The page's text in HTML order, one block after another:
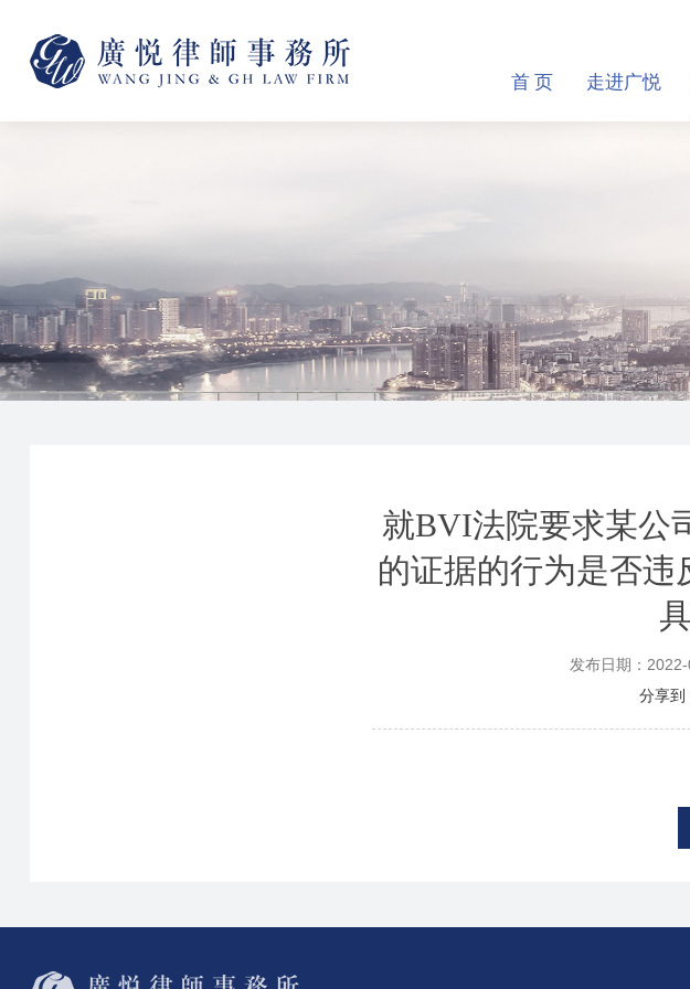
首 页 走进广悦
就BVI法院要求某公
的证据的行为是否违
发布日期：
分享到